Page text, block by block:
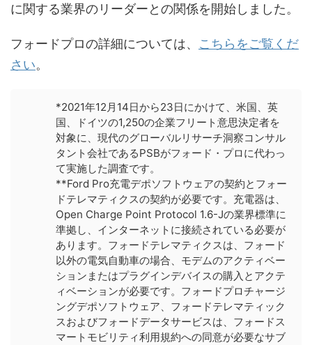
に関する業界のリーダーとの関係を開始しました。
フォードプロの詳細については、 こちらをご覧くだ
さい。
*2021年12月14日から23日にかけて、米国、英
国、ドイツの1,250の企業フリート意思決定者を
対象に、現代のグローバルリサーチ洞察コンサル
タント会社であるPSBがフォード・プロに代わっ
て実施した調査です。
**Ford Pro充電デポソフトウェアの契約とフォー
ドテレマティクスの契約が必要です。充電器は、
Open Charge Point Protocol 1.6-Jの業界標準に
準拠し、インターネットに接続されている必要が
あります。フォードテレマティクスは、フォード
以外の電気自動車の場合、モデムのアクティベー
ションまたはプラグインデバイスの購入とアクテ
ィベーションが必要です。フォードプロチャージ
ングデポソフトウェア、フォードテレマティック
スおよびフォードデータサービスは、フォードス
マートモビリティ利用規約への同意が必要なサブ